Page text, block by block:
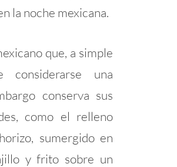
la noche mexicana.
que, a simple
considerarse una
conserva sus
como el relleno
sumergido en
y frito sobre un